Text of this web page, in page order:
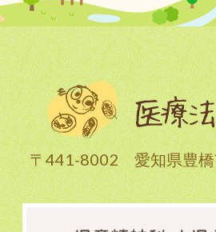
〒441-8002 愛知県豊橋